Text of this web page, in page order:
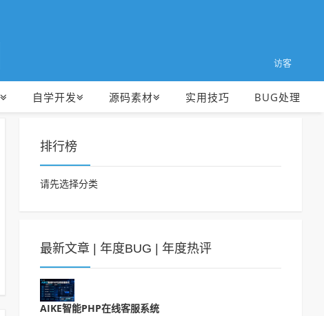
访客
自学开发 源码素材 实用技巧 BUG处理
排行榜
请先选择分类
最新文章 年度BUG 年度热评
AIKE智能PHP在线客服系统